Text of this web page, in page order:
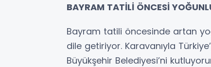
BAYRAM TATİLİ ÖNCESİ
Bayram tatili öncesinde artan
dile getiriyor. Karavanıyla
Büyükşehir Belediyesi’ni